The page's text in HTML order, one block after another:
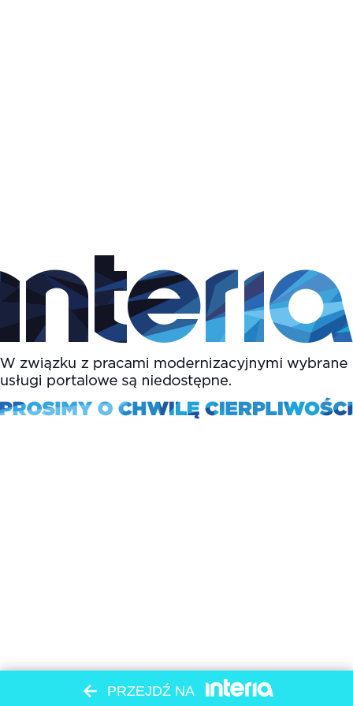
PRZEJDŹ NA